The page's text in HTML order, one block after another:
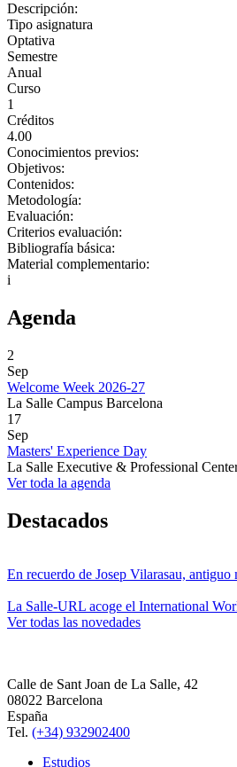
Descripción:
Tipo asignatura
Optativa
Semestre
Anual
Curso
1
Créditos
4.00
Conocimientos previos:
Objetivos:
Contenidos:
Metodología:
Evaluación:
Criterios evaluación:
Bibliografía básica:
Material complementario:
i
Agenda
2
Sep
Welcome Week 2026-27
La Salle Campus Barcelona
17
Sep
Masters' Experience Day
La Salle Executive & Professional
Ver toda la agenda
Destacados
En recuerdo de Josep Vilarasau,
La Salle-URL acoge el International
Ver todas las novedades
Calle de Sant Joan de La Salle, 42
08022 Barcelona
España
Tel. (+34) 932902400
Estudios